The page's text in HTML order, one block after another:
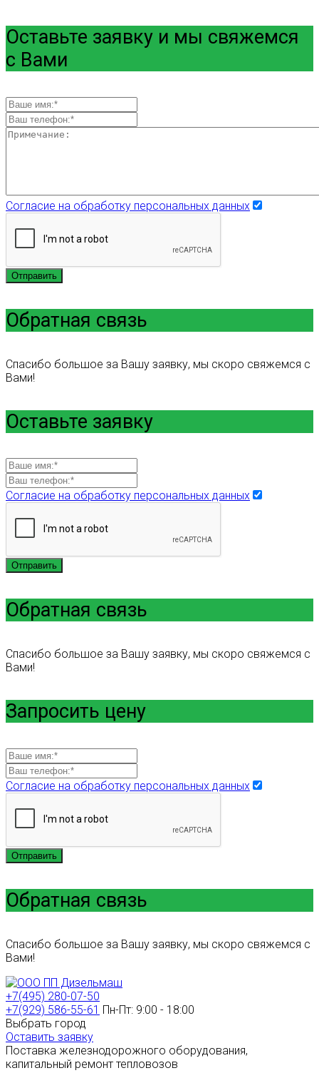
Оставьте заявку и мы свяжемся
с Вами
Согласие на обработку персональных данных
Отправить
Обратная связь
Спасибо большое за Вашу заявку, мы скоро свяжемся с
Вами!
Оставьте заявку
Согласие на обработку персональных данных
Отправить
Обратная связь
Спасибо большое за Вашу заявку, мы скоро свяжемся с
Вами!
Запросить цену
Согласие на обработку персональных данных
Отправить
Обратная связь
Спасибо большое за Вашу заявку, мы скоро свяжемся с
Вами!
+7(495) 280-07-50
+7(929) 586-55-61 Пн-Пт: 9:00 - 18:00
Выбрать город
Оставить заявку
Поставка железнодорожного оборудования,
капитальный ремонт тепловозов